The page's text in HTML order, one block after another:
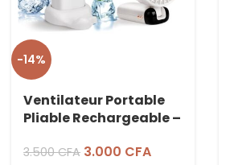
-14%
Ventilateur Portable
Pliable Rechargeable –
3.500CFA 3.000 CFA